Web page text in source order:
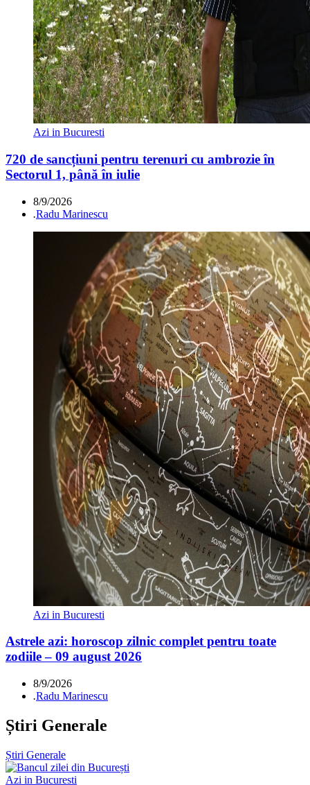
Azi in Bucuresti
720 de sancțiuni pentru terenuri cu ambrozie în
Sectorul 1, până în iulie
8/9/2026
.Radu Marinescu
Azi in Bucuresti
Astrele azi: horoscop zilnic complet pentru toate
zodiile – 09 august 2026
8/9/2026
.Radu Marinescu
Știri Generale
Știri Generale
Azi in Bucuresti